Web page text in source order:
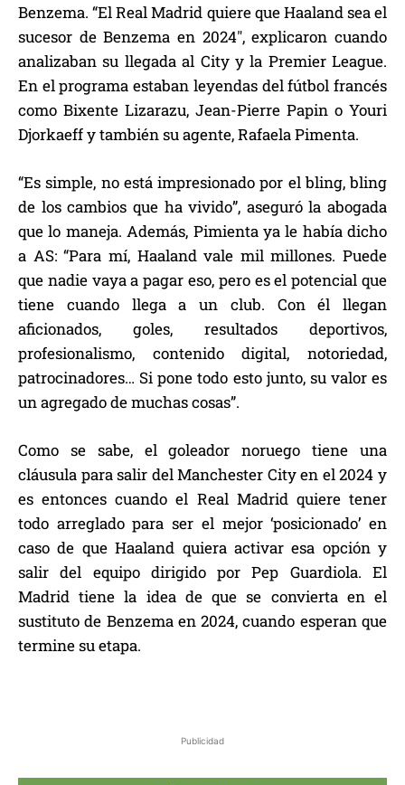
Publicidad
Benzema. “El Real Madrid quiere que Haaland sea el
sucesor de Benzema en 2024″, explicaron cuando
analizaban su llegada al City y la Premier League.
En el programa estaban leyendas del fútbol francés
como Bixente Lizarazu, Jean-Pierre Papin o Youri
Djorkaeff y también su agente, Rafaela Pimenta.
“Es simple, no está impresionado por el bling, bling
de los cambios que ha vivido”, aseguró la abogada
que lo maneja. Además, Pimienta ya le había dicho
a AS: “Para mí, Haaland vale mil millones. Puede
que nadie vaya a pagar eso, pero es el potencial que
tiene cuando llega a un club. Con él llegan
aficionados, goles, resultados deportivos,
profesionalismo, contenido digital, notoriedad,
patrocinadores… Si pone todo esto junto, su valor es
un agregado de muchas cosas”.
Como se sabe, el goleador noruego tiene una
cláusula para salir del Manchester City en el 2024 y
es entonces cuando el Real Madrid quiere tener
todo arreglado para ser el mejor ‘posicionado’ en
caso de que Haaland quiera activar esa opción y
salir del equipo dirigido por Pep Guardiola. El
Madrid tiene la idea de que se convierta en el
sustituto de Benzema en 2024, cuando esperan que
termine su etapa.